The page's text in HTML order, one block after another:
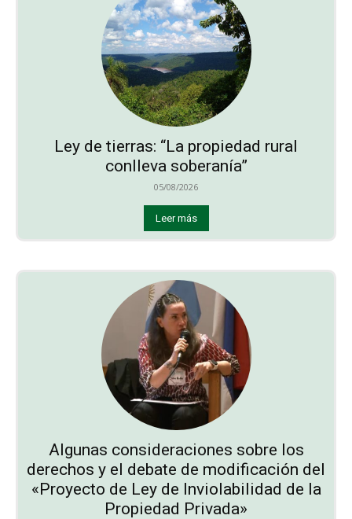
Ley de tierras: “La propiedad rural
conlleva soberanía”
05/08/2026
Leer más
Algunas consideraciones sobre los
derechos y el debate de modificación del
«Proyecto de Ley de Inviolabilidad de la
Propiedad Privada»